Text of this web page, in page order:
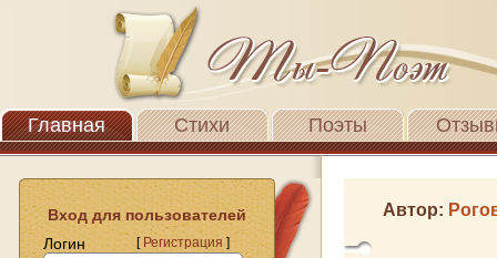
Главная Стихи Поэты
Вход для пользователей
Логин
[Регистрация]
Автор: